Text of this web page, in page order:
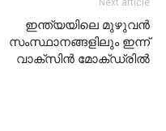
Next article
ഇന്ത്യയിലെ മുഴുവൻ
സംസ്ഥാനങ്ങളിലും ഇന്ന്
വാക്സിൻ മോക്ഡ്രിൽ